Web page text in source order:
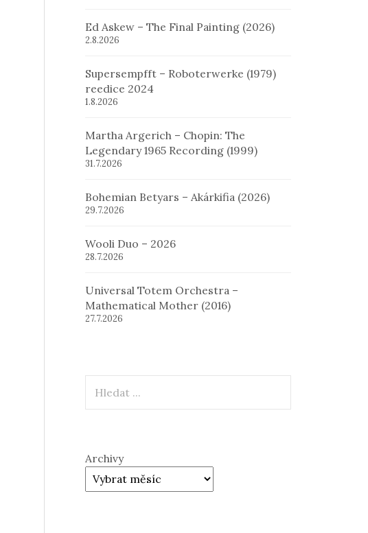
Ed Askew – The Final Painting (2026)
2.8.2026
Supersempfft – Roboterwerke (1979)
reedice 2024
1.8.2026
Martha Argerich – Chopin: The
Legendary 1965 Recording (1999)
31.7.2026
Bohemian Betyars – Akárkifia (2026)
29.7.2026
Wooli Duo – 2026
28.7.2026
Universal Totem Orchestra –
Mathematical Mother (2016)
27.7.2026
Archivy